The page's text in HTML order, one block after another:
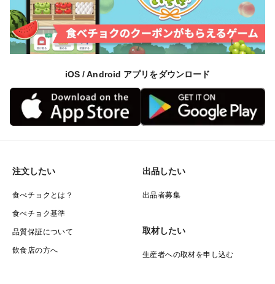
iOS / Android アプリをダウンロード
注文したい
食べチョクとは？
食べチョク基準
品質保証について
飲食店の方へ
出品したい
出品者募集
取材したい
生産者への取材を申し込む